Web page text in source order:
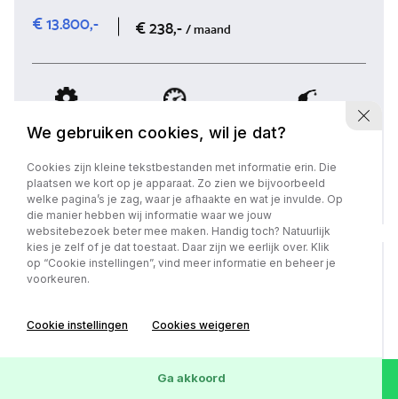
€ 13.800,-
€ 238,-/ maand
2019 55.708 km Benzine
Bekijk auto
We gebruiken cookies, wil je dat?
Cookies zijn kleine tekstbestanden met informatie erin. Die
plaatsen we kort op je apparaat. Zo zien we bijvoorbeeld
welke pagina’s je zag, waar je afhaakte en wat je invulde. Op
die manier hebben wij informatie waar we jouw
websitebezoek beter mee maken. Handig toch? Natuurlijk
kies je zelf of je dat toestaat. Daar zijn we eerlijk over. Klik
op “Cookie instellingen”, vind meer informatie en beheer je
voorkeuren.
Cookie instellingen Cookies weigeren
Ga akkoord